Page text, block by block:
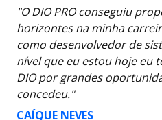
"O DIO PRO conseguiu
horizontes na minha
como desenvolvedor de
nível que eu estou hoje eu
DIO por grandes
concedeu."
CAÍQUE NEVES